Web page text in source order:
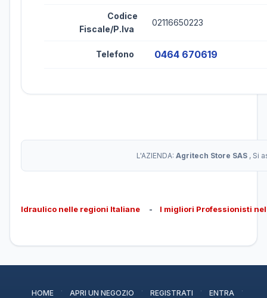
Codice
Fiscale/P.Iva
02116650223
Telefono 0464 670619
L'AZIENDA: Agritech Store SAS , Si
Idraulico nelle regioni Italiane - I migliori Professionisti
HOME · APRI UN NEGOZIO · REGISTRATI · ENTRA ·